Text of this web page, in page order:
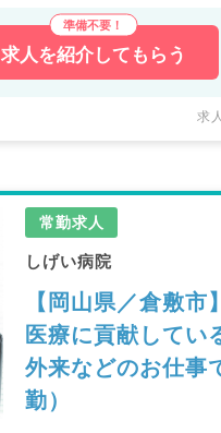
求人を紹介してもらう
求
常勤求人
しげい病院
【岡山県／倉敷
医療に貢献してい
外来などのお仕事
勤）